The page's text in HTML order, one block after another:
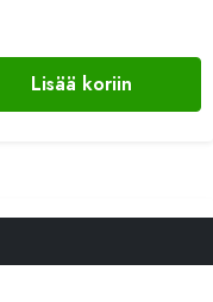
Lisää koriin